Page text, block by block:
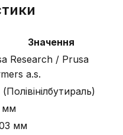
Значення
Research / Prusa
a.s.
мм
мм